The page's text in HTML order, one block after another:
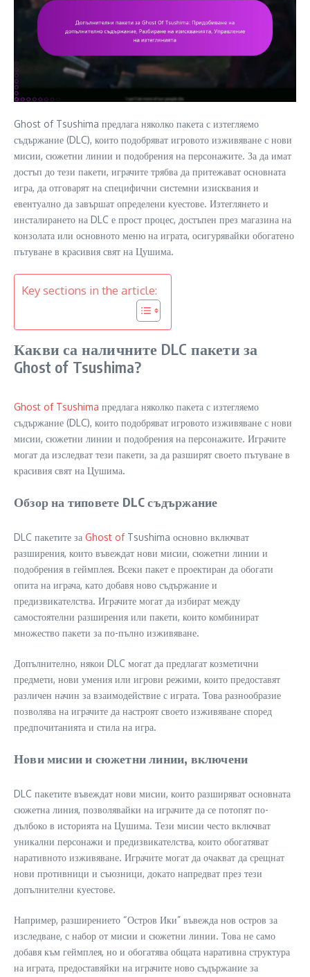
Ghost of Tsushima предлага няколко пакета с изтегляемо
съдържание (DLC), които подобряват игровото изживяване с нови
мисии, сюжетни линии и подобрения на персонажите. За да имат
достъп до тези пакети, играчите трябва да притежават основната
игра, да отговарят на специфични системни изисквания и
евентуално да завършат определени куестове. Изтеглянето и
инсталирането на DLC е прост процес, достъпен през магазина на
конзолата или основното меню на играта, осигурявайки обогатено
пътуване в красивия свят на Цушима.
Key sections in the article:
Какви са наличните DLC пакети за
Ghost of Tsushima?
Ghost of Tsushima предлага няколко пакета с изтегляемо
съдържание (DLC), които подобряват игровото изживяване с нови
мисии, сюжетни линии и подобрения на персонажите. Играчите
могат да изследват тези пакети, за да разширят своето пътуване в
красивия свят на Цушима.
Обзор на типовете DLC съдържание
DLC пакетите за Ghost ofTsushima основно включват
разширения, които въвеждат нови мисии, сюжетни линии и
подобрения в геймплея. Всеки пакет е проектиран да обогати
опита на играча, като добавя ново съдържание и
предизвикателства. Играчите могат да избират между
самостоятелни разширения или пакети, които комбинират
множество пакети за по-пълно изживяване.
Допълнително, някои DLC могат да предлагат козметични
предмети, нови умения или игрови режими, които предоставят
различен начин за взаимодействие с играта. Това разнообразие
позволява на играчите да настроят своето изживяване според
предпочитанията и стила на игра.
Нови мисии и сюжетни линии, включени
DLC пакетите въвеждат нови мисии, които разширяват основната
сюжетна линия, позволявайки на играчите да се потопят по-
дълбоко в историята на Цушима. Тези мисии често включват
уникални персонажи и предизвикателства, които обогатяват
наративното изживяване. Играчите могат да очакват да срещнат
нови противници и съюзници, докато напредват през тези
допълнителни куестове.
Например, разширението “Остров Ики” въвежда нов остров за
изследване, с набор от мисии и сюжетни линии. Това не само
добавя към геймплея, но и обогатява общата наративна структура
на играта, предоставяйки на играчите ново съдържание за